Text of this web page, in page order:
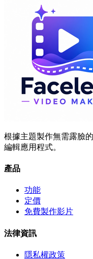
根據主題製作無需露臉
編輯應用程式。
產品
功能
定價
免費製作影片
法律資訊
隱私權政策